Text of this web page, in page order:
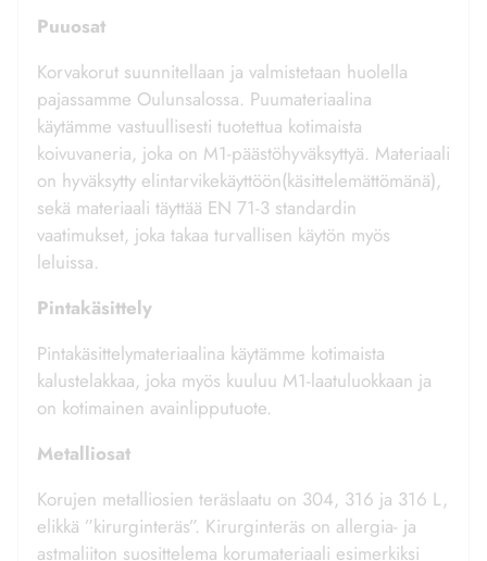
Puuosat
Korvakorut suunnitellaan ja valmistetaan huolella
pajassamme Oulunsalossa. Puumateriaalina
käytämme vastuullisesti tuotettua kotimaista
koivuvaneria, joka on M1-päästöhyväksyttyä. Materiaali
on hyväksytty elintarvikekäyttöön(käsittelemättömänä),
sekä materiaali täyttää EN 71-3 standardin
vaatimukset, joka takaa turvallisen käytön myös
leluissa.
Pintakäsittely
Pintakäsittelymateriaalina käytämme kotimaista
kalustelakkaa, joka myös kuuluu M1-laatuluokkaan ja
on kotimainen avainlipputuote.
Metalliosat
Korujen metalliosien teräslaatu on 304, 316 ja 316 L,
elikkä ”kirurginteräs”. Kirurginteräs on allergia- ja
astmaliiton suosittelema korumateriaali esimerkiksi